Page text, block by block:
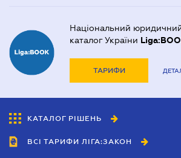
Національний
каталог України
ТАРИФИ
КАТАЛОГ РІШЕНЬ
ВСІ ТАРИФИ ЛІГА:ЗАКОН